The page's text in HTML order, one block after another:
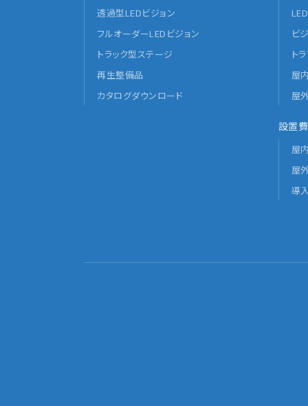
透過型LEDビジョン
フルオーダーLEDビジョン
トラック型ステージ
再生整備品
カタログダウンロード
ビ
ト
屋
屋
設置
屋
屋
導